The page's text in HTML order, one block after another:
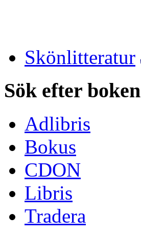
Skönlitteratur
Sök efter boken
Adlibris
Bokus
CDON
Libris
Tradera